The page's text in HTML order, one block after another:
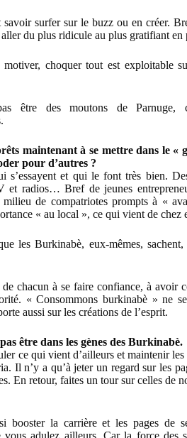
savoir surfer sur le buzz ou en créer.
du plus ridicule au plus gratifiant en
motiver, choquer tout est exploitable
être des moutons de
maintenant à se mettre dans le «
pour d’autres ?
s’essayent et qui le font très bien.
et radios… Bref de jeunes
de compatriotes prompts à «
« au local », ce qui vient de chez
les Burkinabè, eux-mêmes, sachent,
chacun à se faire confiance, à avoir
« Consommons burkinabè » ne
aussi sur les créations de l’esprit.
être dans les gènes des Burkinabè.
ce qui vient d’ailleurs et maintenir
Il n’y a qu’à jeter un regard sur les
En retour, faites un tour sur celles de
booster la carrière et les pages de